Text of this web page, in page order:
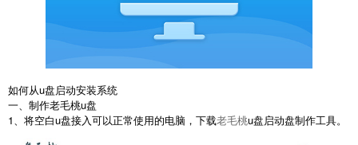
如何从u盘启动安装系统
一、制作老毛桃u盘
1、将空白u盘接入可以正常使用的电脑，下载老毛桃u盘启动盘制作工具。